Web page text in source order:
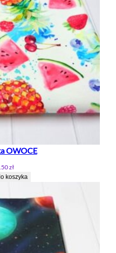
OWOCE
zł
koszyka